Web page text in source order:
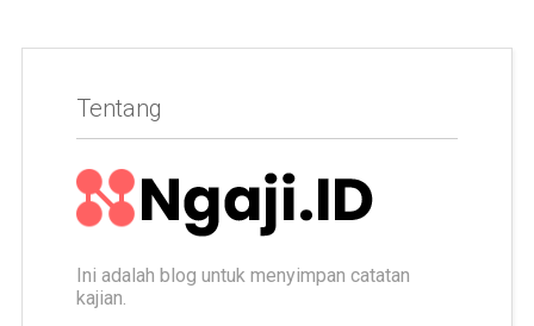
Tentang
Ini adalah blog untuk menyimpan catatan
kajian.